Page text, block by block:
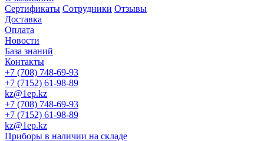
Сертификаты Сотрудники Отзывы
Доставка
Оплата
Новости
База знаний
Контакты
+7 (708) 748-69-93
+7 (7152) 61-98-89
kz@1ep.kz
+7 (708) 748-69-93
+7 (7152) 61-98-89
kz@1ep.kz
Приборы в наличии на складе